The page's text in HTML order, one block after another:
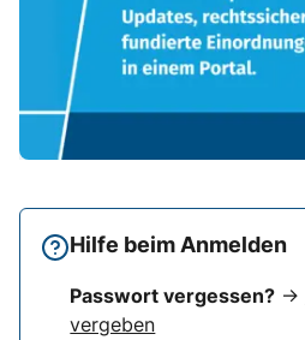
Hilfe beim Anmelden
Passwort vergessen? →
vergeben